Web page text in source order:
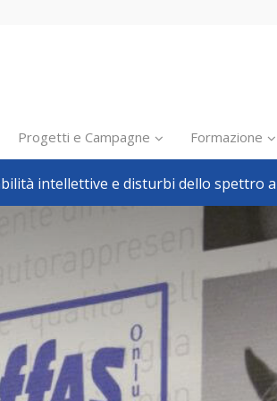
Inclusione scolastica
Inclusione lavorativa
Politiche sociali
Pillole
Formazione
Avvisi, bandi
Welfare locale
Progetti e Campagne Formazione
intellettive e disturbi dello spettro